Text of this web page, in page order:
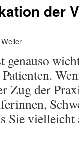
der
Weller
genauso
Zug der
Sie vielleicht